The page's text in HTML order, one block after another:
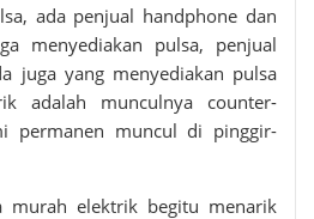
ada penjual handphone dan
menyediakan pulsa, penjual
juga yang menyediakan pulsa
adalah munculnya counter-
permanen muncul di pinggir-
murah elektrik begitu menarik